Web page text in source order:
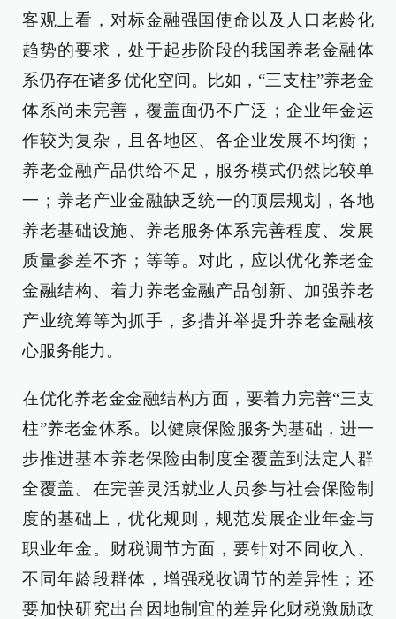
客观上看，对标金融强国使命以及人口老龄化
趋势的要求，处于起步阶段的我国养老金融体
系仍存在诸多优化空间。比如，“三支柱”养老金
体系尚未完善，覆盖面仍不广泛；企业年金运
作较为复杂，且各地区、各企业发展不均衡；
养老金融产品供给不足，服务模式仍然比较单
一；养老产业金融缺乏统一的顶层规划，各地
养老基础设施、养老服务体系完善程度、发展
质量参差不齐；等等。对此，应以优化养老金
金融结构、着力养老金融产品创新、加强养老
产业统筹等为抓手，多措并举提升养老金融核
心服务能力。
在优化养老金金融结构方面，要着力完善“三支
柱”养老金体系。以健康保险服务为基础，进一
步推进基本养老保险由制度全覆盖到法定人群
全覆盖。在完善灵活就业人员参与社会保险制
度的基础上，优化规则，规范发展企业年金与
职业年金。财税调节方面，要针对不同收入、
不同年龄段群体，增强税收调节的差异性；还
要加快研究出台因地制宜的差异化财税激励政